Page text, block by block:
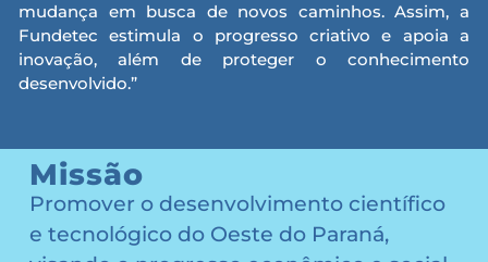
mudança em busca de novos caminhos. Assim, a
Fundetec estimula o progresso criativo e apoia a
inovação, além de proteger o conhecimento
desenvolvido.”
Missão
Promover o desenvolvimento científico
e tecnológico do Oeste do Paraná,